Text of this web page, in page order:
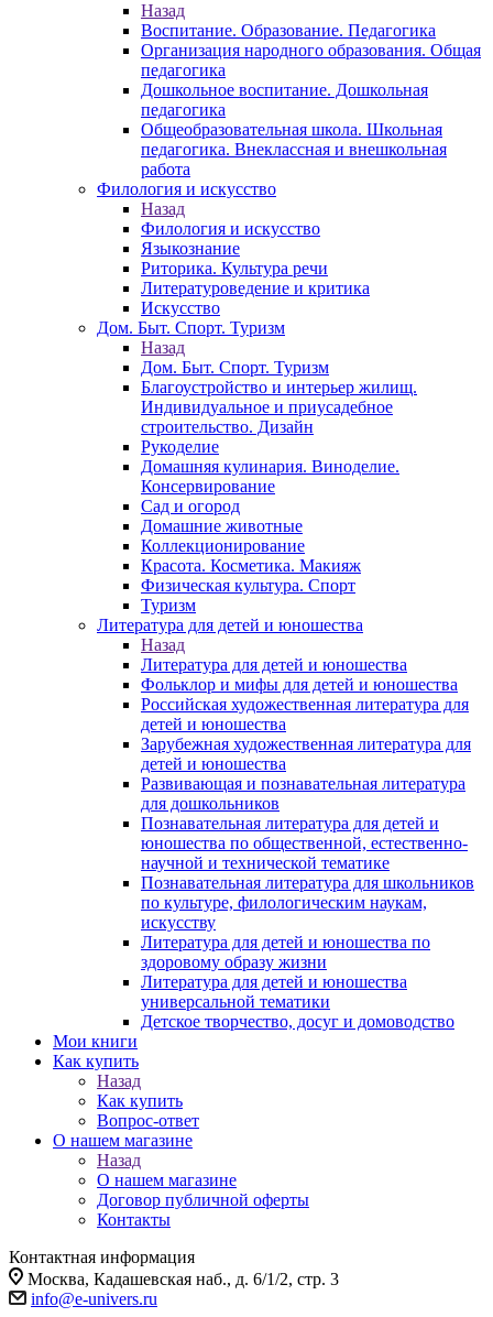
Назад
Воспитание. Образование. Педагогика
Организация народного образования. Общая
педагогика
Дошкольное воспитание. Дошкольная
педагогика
Общеобразовательная школа. Школьная
педагогика. Внеклассная и внешкольная
работа
Филология и искусство
Назад
Филология и искусство
Языкознание
Риторика. Культура речи
Литературоведение и критика
Искусство
Дом. Быт. Спорт. Туризм
Назад
Дом. Быт. Спорт. Туризм
Благоустройство и интерьер жилищ.
Индивидуальное и приусадебное
строительство. Дизайн
Рукоделие
Домашняя кулинария. Виноделие.
Консервирование
Сад и огород
Домашние животные
Коллекционирование
Красота. Косметика. Макияж
Физическая культура. Спорт
Туризм
Литература для детей и юношества
Назад
Литература для детей и юношества
Фольклор и мифы для детей и юношества
Российская художественная литература для
детей и юношества
Зарубежная художественная литература для
детей и юношества
Развивающая и познавательная литература
для дошкольников
Познавательная литература для детей и
юношества по общественной, естественно-
научной и технической тематике
Познавательная литература для школьников
по культуре, филологическим наукам,
искусству
Литература для детей и юношества по
здоровому образу жизни
Литература для детей и юношества
универсальной тематики
Детское творчество, досуг и домоводство
Мои книги
Как купить
Назад
Как купить
Вопрос-ответ
О нашем магазине
Назад
О нашем магазине
Договор публичной оферты
Контакты
Контактная информация
Москва, Кадашевская наб., д. 6/1/2, стр. 3
info@e-univers.ru